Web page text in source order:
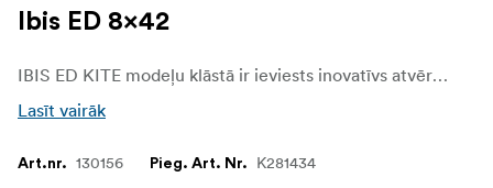
Ibis ED 8x42
IBIS ED KITE modeļu klāstā ir ieviests inovatīvs atvērta tilta dizains, piedāvājot jaunu ergonomiskas lietošanas un lietotāja komforta standartu. Izstrādāts, lai nodrošinātu stabilitāti un ērtu lietošanu, tas uzlabo binokļa lietošanas pieredzi, padarot to par ideālu izvēli ilgstošiem novērojumiem un piedzīvojumiem.
Lasīt vairāk
Art.nr. 130156 Pieg. Art. Nr. K281434